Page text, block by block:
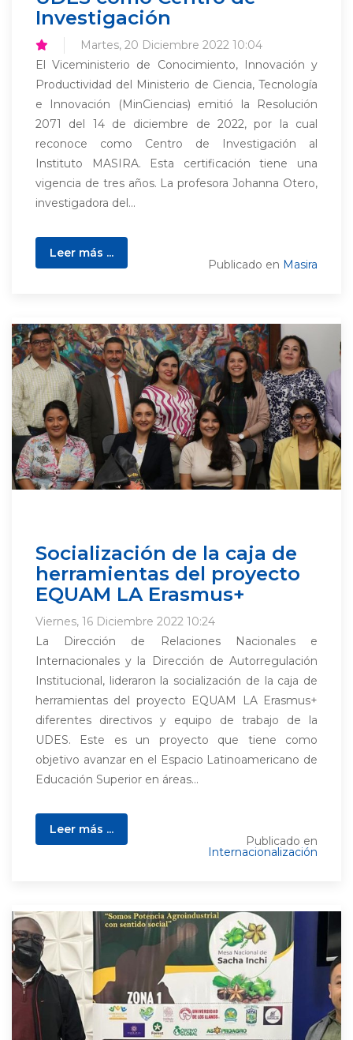
Investigación
Martes, 20 Diciembre 2022 10:04
El Viceministerio de Conocimiento, Innovación y
Productividad del Ministerio de Ciencia, Tecnología
e Innovación (MinCiencias) emitió la Resolución
2071 del 14 de diciembre de 2022, por la cual
reconoce como Centro de Investigación al
Instituto MASIRA. Esta certificación tiene una
vigencia de tres años. La profesora Johanna Otero,
investigadora del...
Leer más ...
Publicado en Masira
Socialización de la caja de
herramientas del proyecto
EQUAM LA Erasmus+
Viernes, 16 Diciembre 2022 10:24
La Dirección de Relaciones Nacionales e
Internacionales y la Dirección de Autorregulación
Institucional, lideraron la socialización de la caja de
herramientas del proyecto EQUAM LA Erasmus+
diferentes directivos y equipo de trabajo de la
UDES. Este es un proyecto que tiene como
objetivo avanzar en el Espacio Latinoamericano de
Educación Superior en áreas...
Leer más ...
Publicado en
Internacionalización